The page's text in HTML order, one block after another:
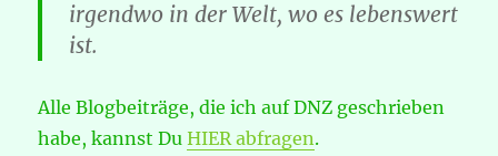
irgendwo in der Welt, wo es lebenswert
ist.
Alle Blogbeiträge, die ich auf DNZ geschrieben
habe, kannst DuHIER abfragen.